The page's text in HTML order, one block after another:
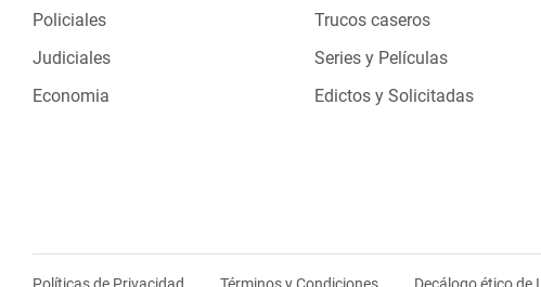
Policiales
Judiciales
Economia
Trucos caseros
Series y Películas
Edictos y Solicitadas